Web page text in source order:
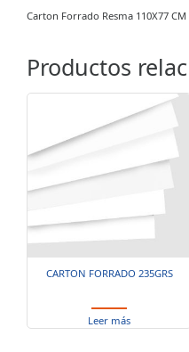
Carton Forrado Resma 110X77 CM
Productos
CARTON FORRADO 235GRS
Leer más